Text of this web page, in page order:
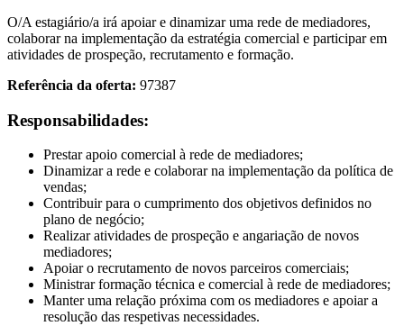
O/A estagiário/a irá apoiar e dinamizar uma rede de mediadores,
colaborar na implementação da estratégia comercial e participar em
atividades de prospeção, recrutamento e formação.
Referência da oferta: 97387
Responsabilidades:
Prestar apoio comercial à rede de mediadores;
Dinamizar a rede e colaborar na implementação da política de
vendas;
Contribuir para o cumprimento dos objetivos definidos no
plano de negócio;
Realizar atividades de prospeção e angariação de novos
mediadores;
Apoiar o recrutamento de novos parceiros comerciais;
Ministrar formação técnica e comercial à rede de mediadores;
Manter uma relação próxima com os mediadores e apoiar a
resolução das respetivas necessidades.